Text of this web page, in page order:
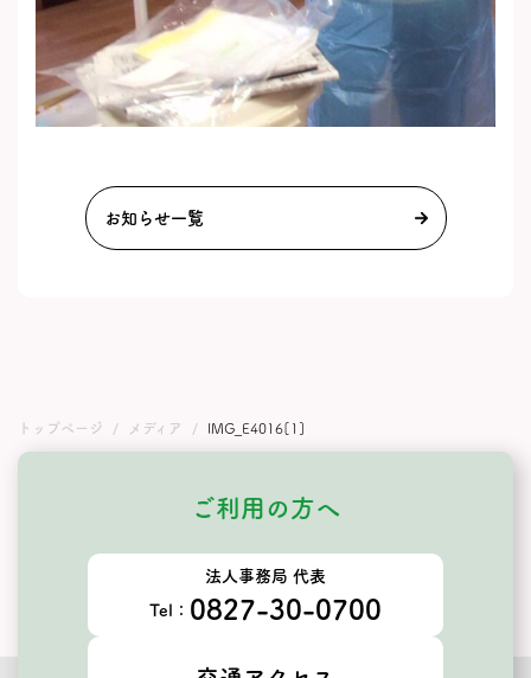
お知らせ一覧
トップページ メディア IMG_E4016[1]
ご利用の方へ
法人事務局 代表
Tel： 0827-30-0700